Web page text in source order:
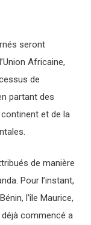
seront
Africaine,
de
partant des
et de la
de manière
Pour l’instant,
l’île Maurice,
déjà commencé a